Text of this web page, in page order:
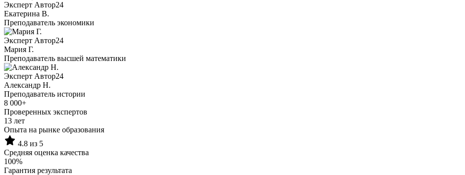
Эксперт Автор24
Екатерина B.
Преподаватель экономики
Эксперт Автор24
Мария Г.
Преподаватель высшей математики
Эксперт Автор24
Александр Н.
Преподаватель истории
8 000+
Проверенных экспертов
13 лет
Опыта на рынке образования
4.8 из 5
Средняя оценка качества
100%
Гарантия результата